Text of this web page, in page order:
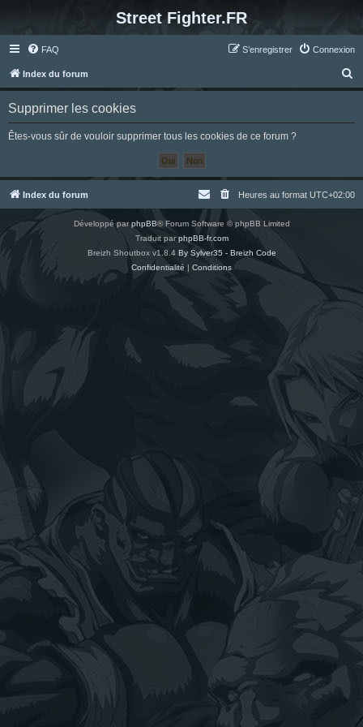
Street Fighter.FR
FAQ Connexion
S’enregistrer
Index du forum
e
h
Supprimer les cookies
Êtes-vous sûr de vouloir supprimer tous les cookies de ce forum ?
Index du forum Heures au format UTC+02:00
Développé parphpBB® Forum Software © phpBB Limited
Traduit parphpBB-fr.com
Breizh Shoutbox v1.8.4 By Sylver35 - Breizh Code
Confidentialité | Conditions